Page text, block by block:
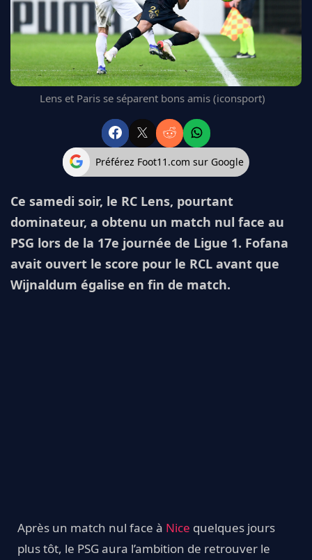
FC BARCELONE
MANCHESTER UNITED
BAYERN
L'AVIS DE LA RÉDAC'
Lens et Paris se séparent bons amis (iconsport)
Préférez Foot11.com sur Google
Ce samedi soir, le RC Lens, pourtant
dominateur, a obtenu un match nul face au
PSG lors de la 17e journée de Ligue 1. Fofana
avait ouvert le score pour le RCL avant que
Wijnaldum égalise en fin de match.
Après un match nul face à Nice quelques jours
plus tôt, le PSG aura l’ambition de retrouver le